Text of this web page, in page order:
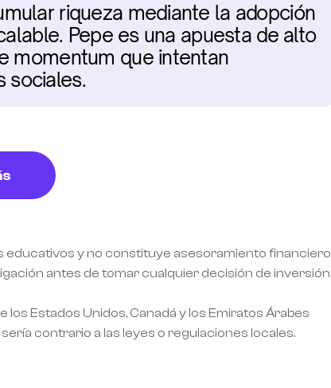
riqueza mediante la adopción
Pepe es una apuesta de alto
momentum que intentan
sociales.
educativos y no constituye asesoramiento financiero
antes de tomar cualquier decisión de inversión
Estados Unidos, Canadá y los Emiratos Árabes
contrario a las leyes o regulaciones locales.